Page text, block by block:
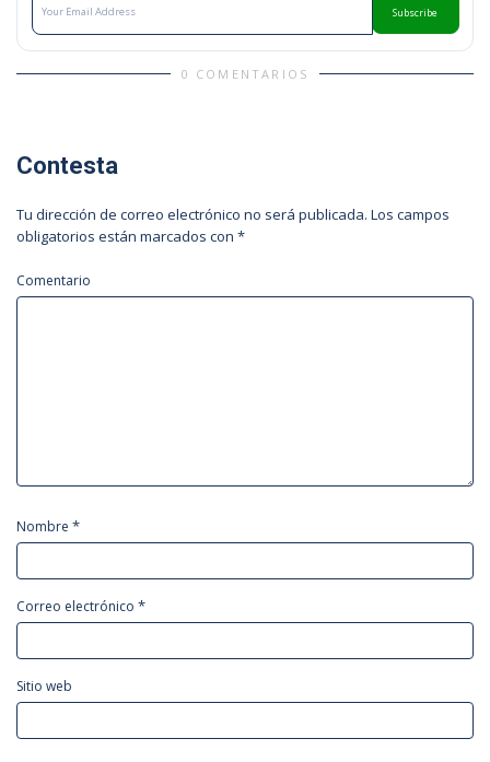
Subscribe
0 COMENTARIOS
Contesta
Tu dirección de correo electrónico no será publicada. Los campos
obligatorios están marcados con *
Comentario
Nombre *
Correo electrónico *
Sitio web